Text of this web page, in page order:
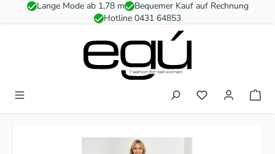
Zum Hauptinhalt springen
Lange Mode ab 1,78 m
Bequemer Kauf auf Rechnung
Hotline 0431 64853
Du hast 0